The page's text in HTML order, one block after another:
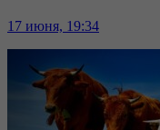
17 июня, 19:34